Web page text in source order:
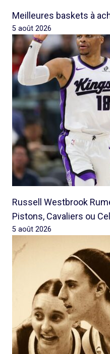
Meilleures baskets à
5 août 2026
Russell Westbrook
Pistons, Cavaliers ou
5 août 2026